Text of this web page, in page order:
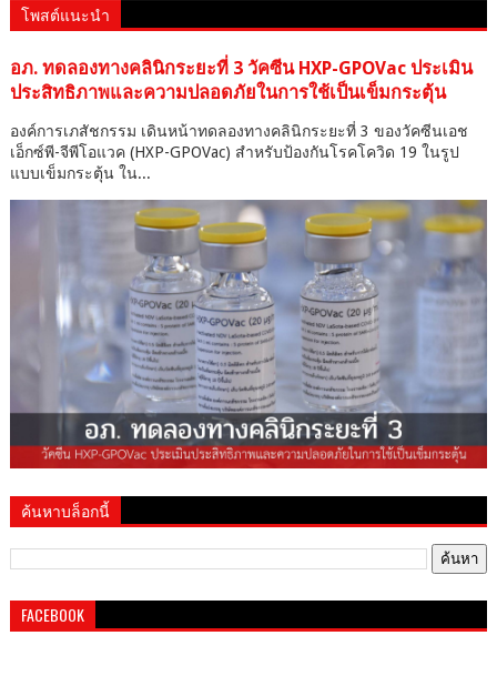
โพสต์แนะนำ
อภ. ทดลองทางคลินิกระยะที่ 3 วัคซีน HXP-GPOVac ประเมิน
ประสิทธิภาพและความปลอดภัยในการใช้เป็นเข็มกระตุ้น
องค์การเภสัชกรรม เดินหน้าทดลองทางคลินิกระยะที่ 3 ของวัคซีนเอช
เอ็กซ์พี-จีพีโอแวค (HXP-GPOVac) สำหรับป้องกันโรคโควิด 19 ในรูป
แบบเข็มกระตุ้น ใน...
ค้นหาบล็อกนี้
FACEBOOK